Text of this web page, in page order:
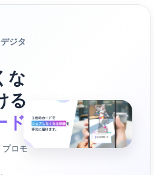
ジタ
な
る
ド
ロモ